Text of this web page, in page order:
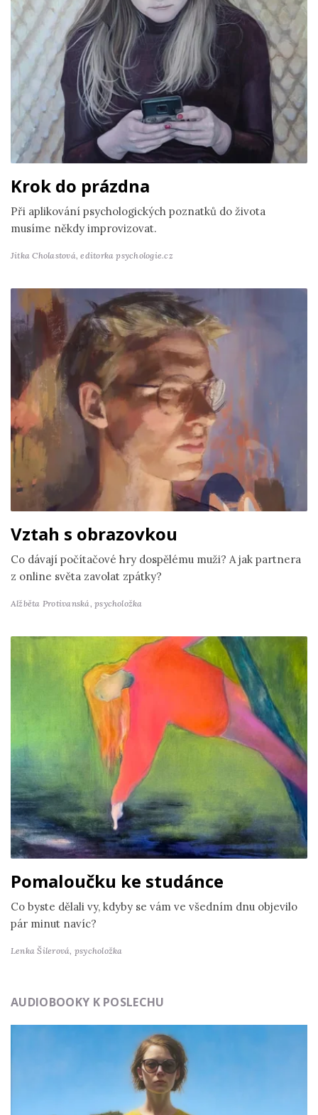
Krok do prázdna
Při aplikování psychologických poznatků do života
musíme někdy improvizovat.
Jitka Cholastová,editorka psychologie.cz
Vztah s obrazovkou
Co dávají počítačové hry dospělému muži? A jak partnera
z online světa zavolat zpátky?
Alžběta Protivanská,psycholožka
Pomaloučku ke studánce
Co byste dělali vy, kdyby se vám ve všedním dnu objevilo
pár minut navíc?
Lenka Šilerová, psycholožka
AUDIOBOOKY K POSLECHU